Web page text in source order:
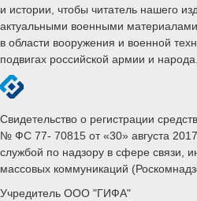
и истории, чтобы читатель нашего
актуальными военными
в области вооружения и военной
подвигах российской армии и народа.
Свидетельство о регистрации
№ ФС 77- 70815 от «30» августа
службой по надзору в сфере связи,
массовых коммуникаций
Учредитель ООО "ГИФА"